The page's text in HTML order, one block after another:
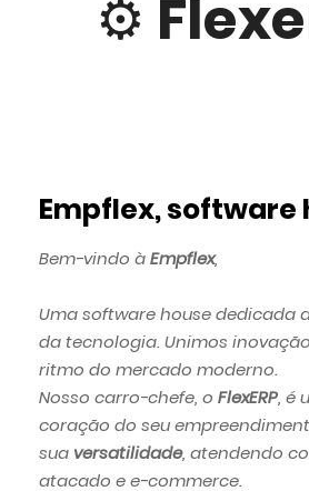
⚙️
Empflex, software
Bem-vindo àEmpflex,
Umasoftware housededicada
da tecnologia. Unimos
ritmo do mercado moderno.
Nosso carro-chefe, o FlexERP, é
coração do seu
sua versatilidade, atendendo
atacado e e-commerce.